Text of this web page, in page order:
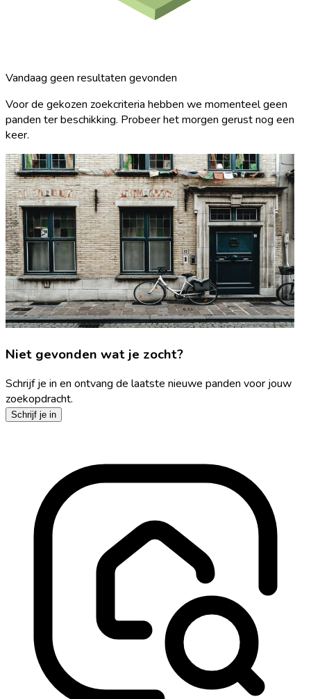
Vandaag geen resultaten gevonden
Voor de gekozen zoekcriteria hebben we momenteel geen
panden ter beschikking. Probeer het morgen gerust nog een
keer.
Niet gevonden wat je zocht?
Schrijf je in en ontvang de laatste nieuwe panden voor jouw
zoekopdracht.
Schrijf je in